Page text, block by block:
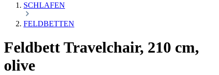
SCHLAFEN
FELDBETTEN
Feldbett Travelchair, 210 cm,
olive